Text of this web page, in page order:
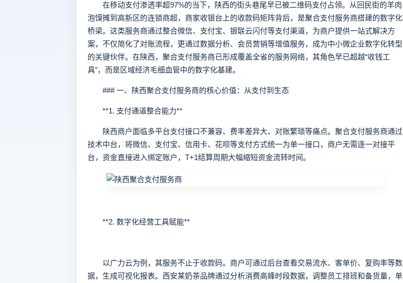
在移动支付渗透率超97%的当下，陕西的街头巷尾早已被二维码支付占领。从回民街的羊肉
泡馍摊到高新区的连锁商超，商家收银台上的收款码矩阵背后，是聚合支付服务商搭建的数字化
桥梁。这类服务商通过整合微信、支付宝、银联云闪付等支付渠道，为商户提供一站式解决方
案，不仅简化了对账流程，更通过数据分析、会员营销等增值服务，成为中小微企业数字化转型
的关键伙伴。在陕西，聚合支付服务商已形成覆盖全省的服务网络，其角色早已超越“收钱工
具”，而是区域经济毛细血管中的数字化基建。
### 一、陕西聚合支付服务商的核心价值：从支付到生态
**1. 支付通道整合能力**
陕西商户面临多平台支付接口不兼容、费率差异大、对账繁琐等痛点。聚合支付服务商通过
技术中台，将微信、支付宝、信用卡、花呗等支付方式统一为单一接口，商户无需逐一对接平
台，资金直接进入绑定账户，T+1结算周期大幅缩短资金流转时间。
**2. 数字化经营工具赋能**
以广力云为例，其服务不止于收款码。商户可通过后台查看交易流水、客单价、复购率等数
据，生成可视化报表。西安某奶茶品牌通过分析消费高峰时段数据，调整员工排班和备货量，单